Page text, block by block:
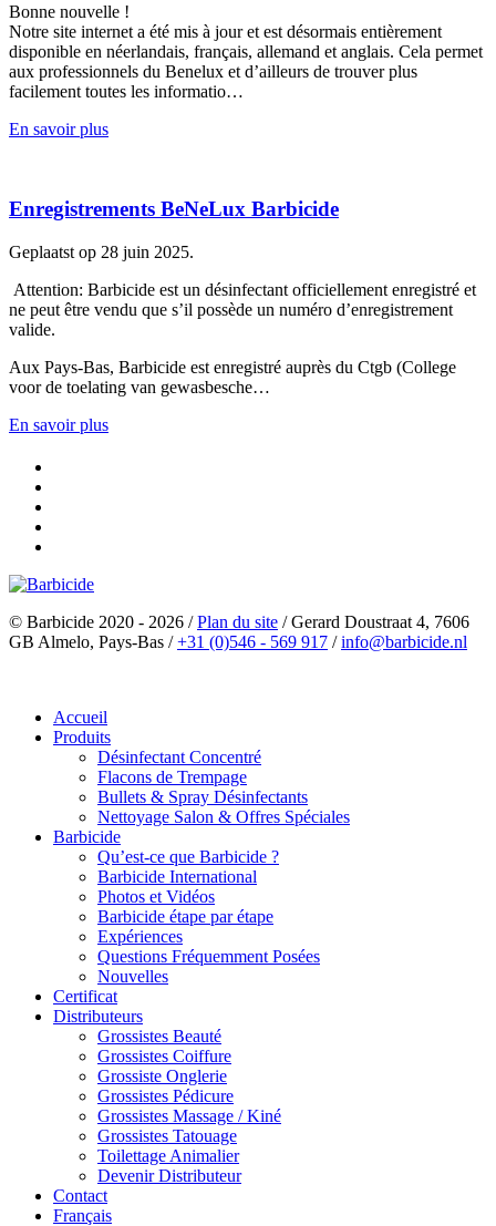
Bonne nouvelle !
Notre site internet a été mis à jour et est désormais entièrement
disponible en néerlandais, français, allemand et anglais. Cela permet
aux professionnels du Benelux et d’ailleurs de trouver plus
facilement toutes les informatio…
En savoir plus
Enregistrements BeNeLux Barbicide
Geplaatst op 28 juin 2025.
Attention: Barbicide est un désinfectant officiellement enregistré et
ne peut être vendu que s’il possède un numéro d’enregistrement
valide.
Aux Pays-Bas, Barbicide est enregistré auprès du Ctgb (College
voor de toelating van gewasbesche…
En savoir plus
© Barbicide 2020 - 2026 / Plan du site /Gerard Doustraat 4, 7606
GB Almelo, Pays-Bas / +31 (0)546 - 569 917 / info@barbicide.nl
Accueil
Produits
Désinfectant Concentré
Flacons de Trempage
Bullets & Spray Désinfectants
Nettoyage Salon & Offres Spéciales
Barbicide
Qu’est-ce que Barbicide ?
Barbicide International
Photos et Vidéos
Barbicide étape par étape
Expériences
Questions Fréquemment Posées
Nouvelles
Certificat
Distributeurs
Grossistes Beauté
Grossistes Coiffure
Grossiste Onglerie
Grossistes Pédicure
Grossistes Massage / Kiné
Grossistes Tatouage
Toilettage Animalier
Devenir Distributeur
Contact
Français